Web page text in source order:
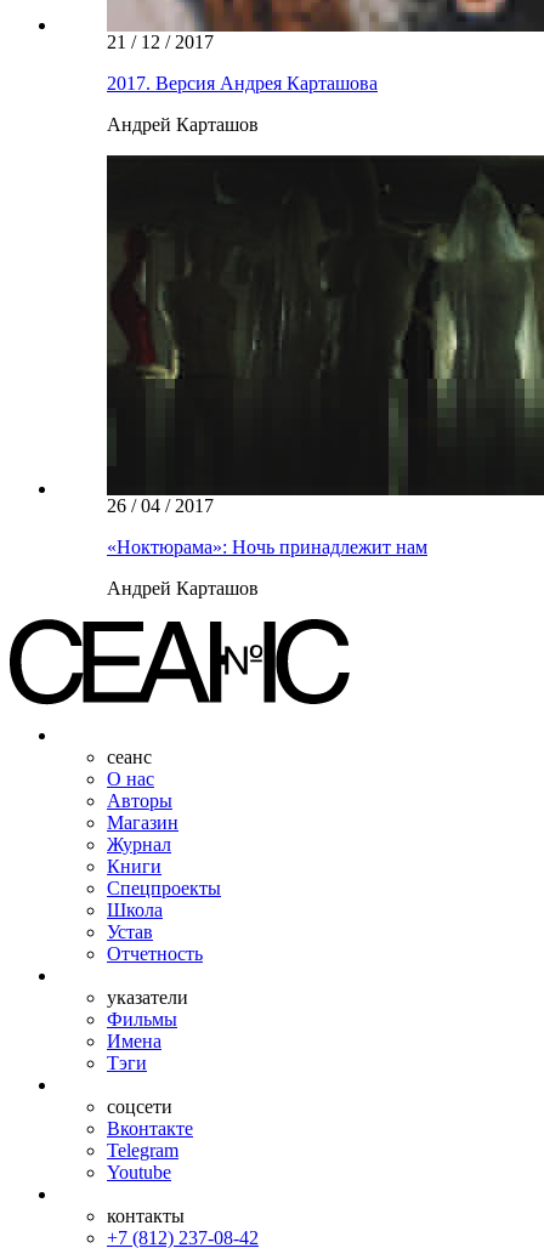
21 / 12 / 2017
2017. Версия Андрея Карташова
Андрей Карташов
26 / 04 / 2017
«Ноктюрама»: Ночь принадлежит нам
Андрей Карташов
сеанс
О нас
Авторы
Магазин
Журнал
Книги
Спецпроекты
Школа
Устав
Отчетность
указатели
Фильмы
Имена
Тэги
соцсети
Вконтакте
Telegram
Youtube
контакты
+7 (812) 237-08-42